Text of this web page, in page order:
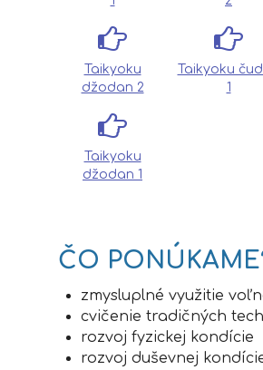
Taikyoku
džodan 2
Taikyoku
1
Taikyoku
džodan 1
ČO
zmysluplné využitie
cvičenie tradičných
rozvoj fyzickej kondície
rozvoj duševnej